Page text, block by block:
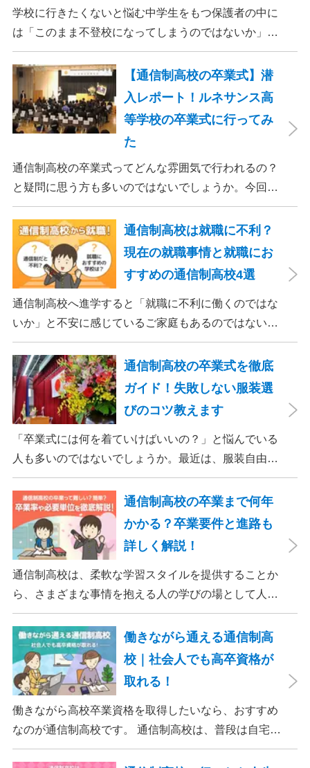
通信制高校から大学受験を成功させるための勉強法や
ポイントについて解説します。
学校に行きたくないと悩む中学生をもつ保護者の中に
は「このまま不登校になってしまうのではないか」
「将来に影響するのではないか」と不安を抱える人も
いるでしょう。 しかし、中学生の行き渋りの背景に
は、学業の悩みや人間関係の不安などさまざまな理由
があります。そのため、子どもの意思を尊重して慎重
に解決策を見つけることが大切です。 この記事では、
中学生が学校に行きたくないと感じる理由やその対処
法、避けるべき行動まで解説しているので、ぜひ参考
にしてください。
【通信制高校の卒業式】潜
入レポート！ルネサンス高
等学校の卒業式に行ってみ
た
通信制高校の卒業式ってどんな雰囲気で行われるの？
と疑問に思う方も多いのではないでしょうか。今回
は、ズバット 通信制高校比較が、ルネサンス高等学校
の卒業式に密着。どのような卒業式が行われているの
か、実際に潜入して調査してきました。
通信制高校は就職に不利？
現在の就職事情と就職にお
すすめの通信制高校4選
通信制高校へ進学すると「就職に不利に働くのではな
いか」と不安に感じているご家庭もあるのではないで
しょうか。 結論から言うと、通信制高校だからといっ
て就職で不利になることはありません。 しかし、通信
制高校は自由度が高いため、業種の選択や選考対策な
どを計画的に行う必要があります。 この記事では、通
信制高校からの就職が難しいと言われる理由や現在の
就職事情、就職に強い通信制高校についても解説しま
す。
通信制高校の卒業式を徹底
ガイド！失敗しない服装選
びのコツ教えます
「卒業式には何を着ていけばいいの？」と悩んでいる
人も多いのではないでしょうか。最近は、服装自由と
する通信制高校が多いようですが、どんな服装で参加
すればいいのか困ってしまいますよね。そこで、今回
は通信制高校の卒業式で役立つ服装選びのポイントを
紹介します。
通信制高校の卒業まで何年
かかる？卒業要件と進路も
詳しく解説！
通信制高校は、柔軟な学習スタイルを提供することか
ら、さまざまな事情を抱える人の学びの場として人気
が高まっています。 通信制高校を卒業するためには3
つの要件を満たす必要があります。また、単位取得の
ためには、レポートの提出やスクーリングへの参加、
単位認定試験への合格などが求められます。 この記事
では通信制高校卒業までに何年かかるかについて、転
入・編入の場合もあわせて解説します。また卒業後の
進路についても紹介するので、通信制高校選びの参考
にしてください。
働きながら通える通信制高
校｜社会人でも高卒資格が
取れる！
働きながら高校卒業資格を取得したいなら、おすすめ
なのが通信制高校です。 通信制高校は、普段は自宅で
レポート（添削指導）の作成を行い、必要に応じてス